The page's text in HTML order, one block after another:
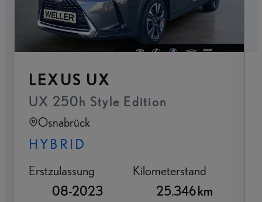
LEXUS UX
UX 250h Style Edition
Osnabrück
HYBRID
Erstzulassung
08-2023
Kilometerstand
25.346 km